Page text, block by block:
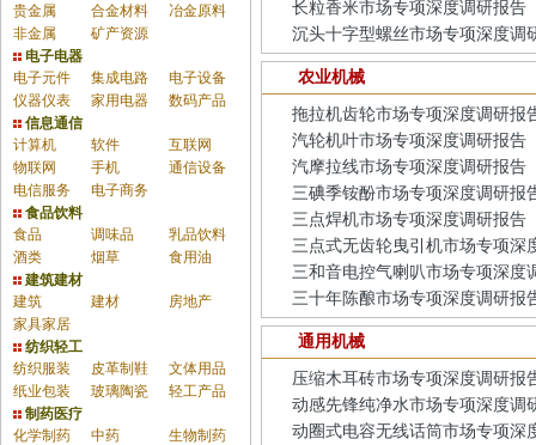
贵金属
合金材料
冶金原料
非金属
矿产资源
电子电器
电子元件
集成电路
电子设备
仪器仪表
家用电器
数码产品
信息通信
计算机
软件
互联网
物联网
手机
通信设备
电信服务
电子商务
食品饮料
食品
调味品
乳品饮料
酒类
烟草
食用油
建筑建材
建筑
建材
房地产
家具家居
纺织轻工
纺织服装
皮革制鞋
文体用品
纸业包装
玻璃陶瓷
轻工产品
制药医疗
化学制药
中药
生物制药
长粒香米市场专项深度调研报告
沉头十字型螺丝市场专项深度调
农业机械
拖拉机齿轮市场专项深度调研报
汽轮机叶市场专项深度调研报告
汽摩拉线市场专项深度调研报告
三碘季铵酚市场专项深度调研报
三点焊机市场专项深度调研报告
三点式无齿轮曳引机市场专项深
三和音电控气喇叭市场专项深度
三十年陈酿市场专项深度调研报
通用机械
压缩木耳砖市场专项深度调研报
动感先锋纯净水市场专项深度调
动圈式电容无线话筒市场专项深